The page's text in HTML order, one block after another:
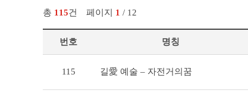
총 115건 페이지 1 / 12
번호 명칭
115 길愛 예술 – 자전거의꿈